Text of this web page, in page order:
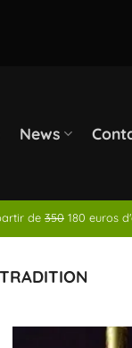
News
de 350 180 euros